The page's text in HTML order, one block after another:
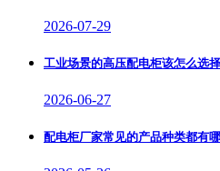
2026-07-29
工业场景的高压配电柜该怎么选
2026-06-27
配电柜厂家常见的产品种类都有